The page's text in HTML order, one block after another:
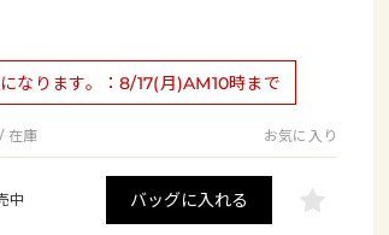
なります。：8/17(月)AM10時まで
在庫 お気に入り
中 バッグに入れる